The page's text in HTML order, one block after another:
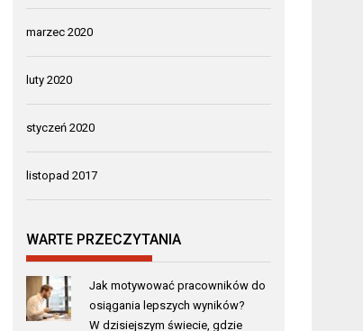
marzec 2020
luty 2020
styczeń 2020
listopad 2017
WARTE PRZECZYTANIA
Jak motywować pracowników do
osiągania lepszych wyników?
W dzisiejszym świecie, gdzie